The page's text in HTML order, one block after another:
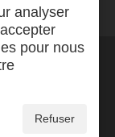
analyser
pour nous
Refuser